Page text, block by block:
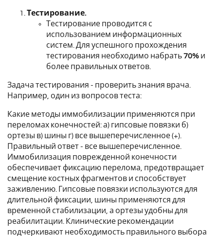
Тестирование.
Тестирование проводится с
использованием информационных
систем. Для успешного прохождения
тестирования необходимо набрать70% и
более правильных ответов.
Задача тестирования - проверить знания врача.
Например, один из вопросов теста:
Какие методы иммобилизации применяются при
переломах конечностей: а) гипсовые повязки б)
ортезы в) шины г) все вышеперечисленное (+).
Правильный ответ - все вышеперечисленное.
Иммобилизация поврежденной конечности
обеспечивает фиксацию перелома, предотвращает
смещение костных фрагментов и способствует
заживлению. Гипсовые повязки используются для
длительной фиксации, шины применяются для
временной стабилизации, а ортезы удобны для
реабилитации. Клинические рекомендации
подчеркивают необходимость правильного выбора